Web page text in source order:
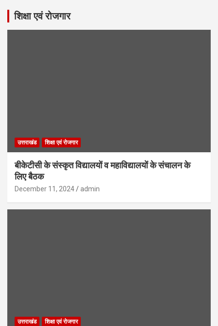
शिक्षा एवं रोजगार
उत्तराखंड शिक्षा एवं रोजगार
बीकेटीसी के संस्कृत विद्यालयों व महाविद्यालयों के संचालन के
लिए बैठक
December 11, 2024 admin
उत्तराखंड शिक्षा एवं रोजगार